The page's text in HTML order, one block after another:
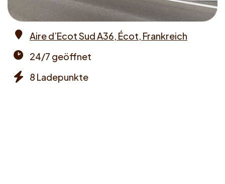
Aire d’Ecot Sud A36, Écot, Frankreich
times
24/7 geöffnet
8 Ladepunkte